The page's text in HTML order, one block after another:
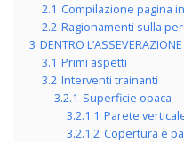
2.1 Compilazione pagina
2.2 Ragionamenti sulla
3 DENTRO
3.1 Primi aspetti
3.2 Interventi trainanti
3.2.1 Superficie opaca
3.2.1.1 Parete
3.2.1.2 Copertura e